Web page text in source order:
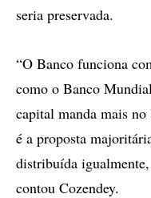
seria preservada.
“O Banco funciona
como o Banco
capital manda mais
é a proposta
distribuída
contou Cozendey.